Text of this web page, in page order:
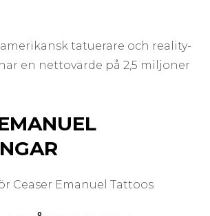
tatuerare och reality-
en nettovärde på 2,5 miljoner